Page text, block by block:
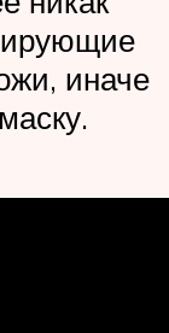
иначе